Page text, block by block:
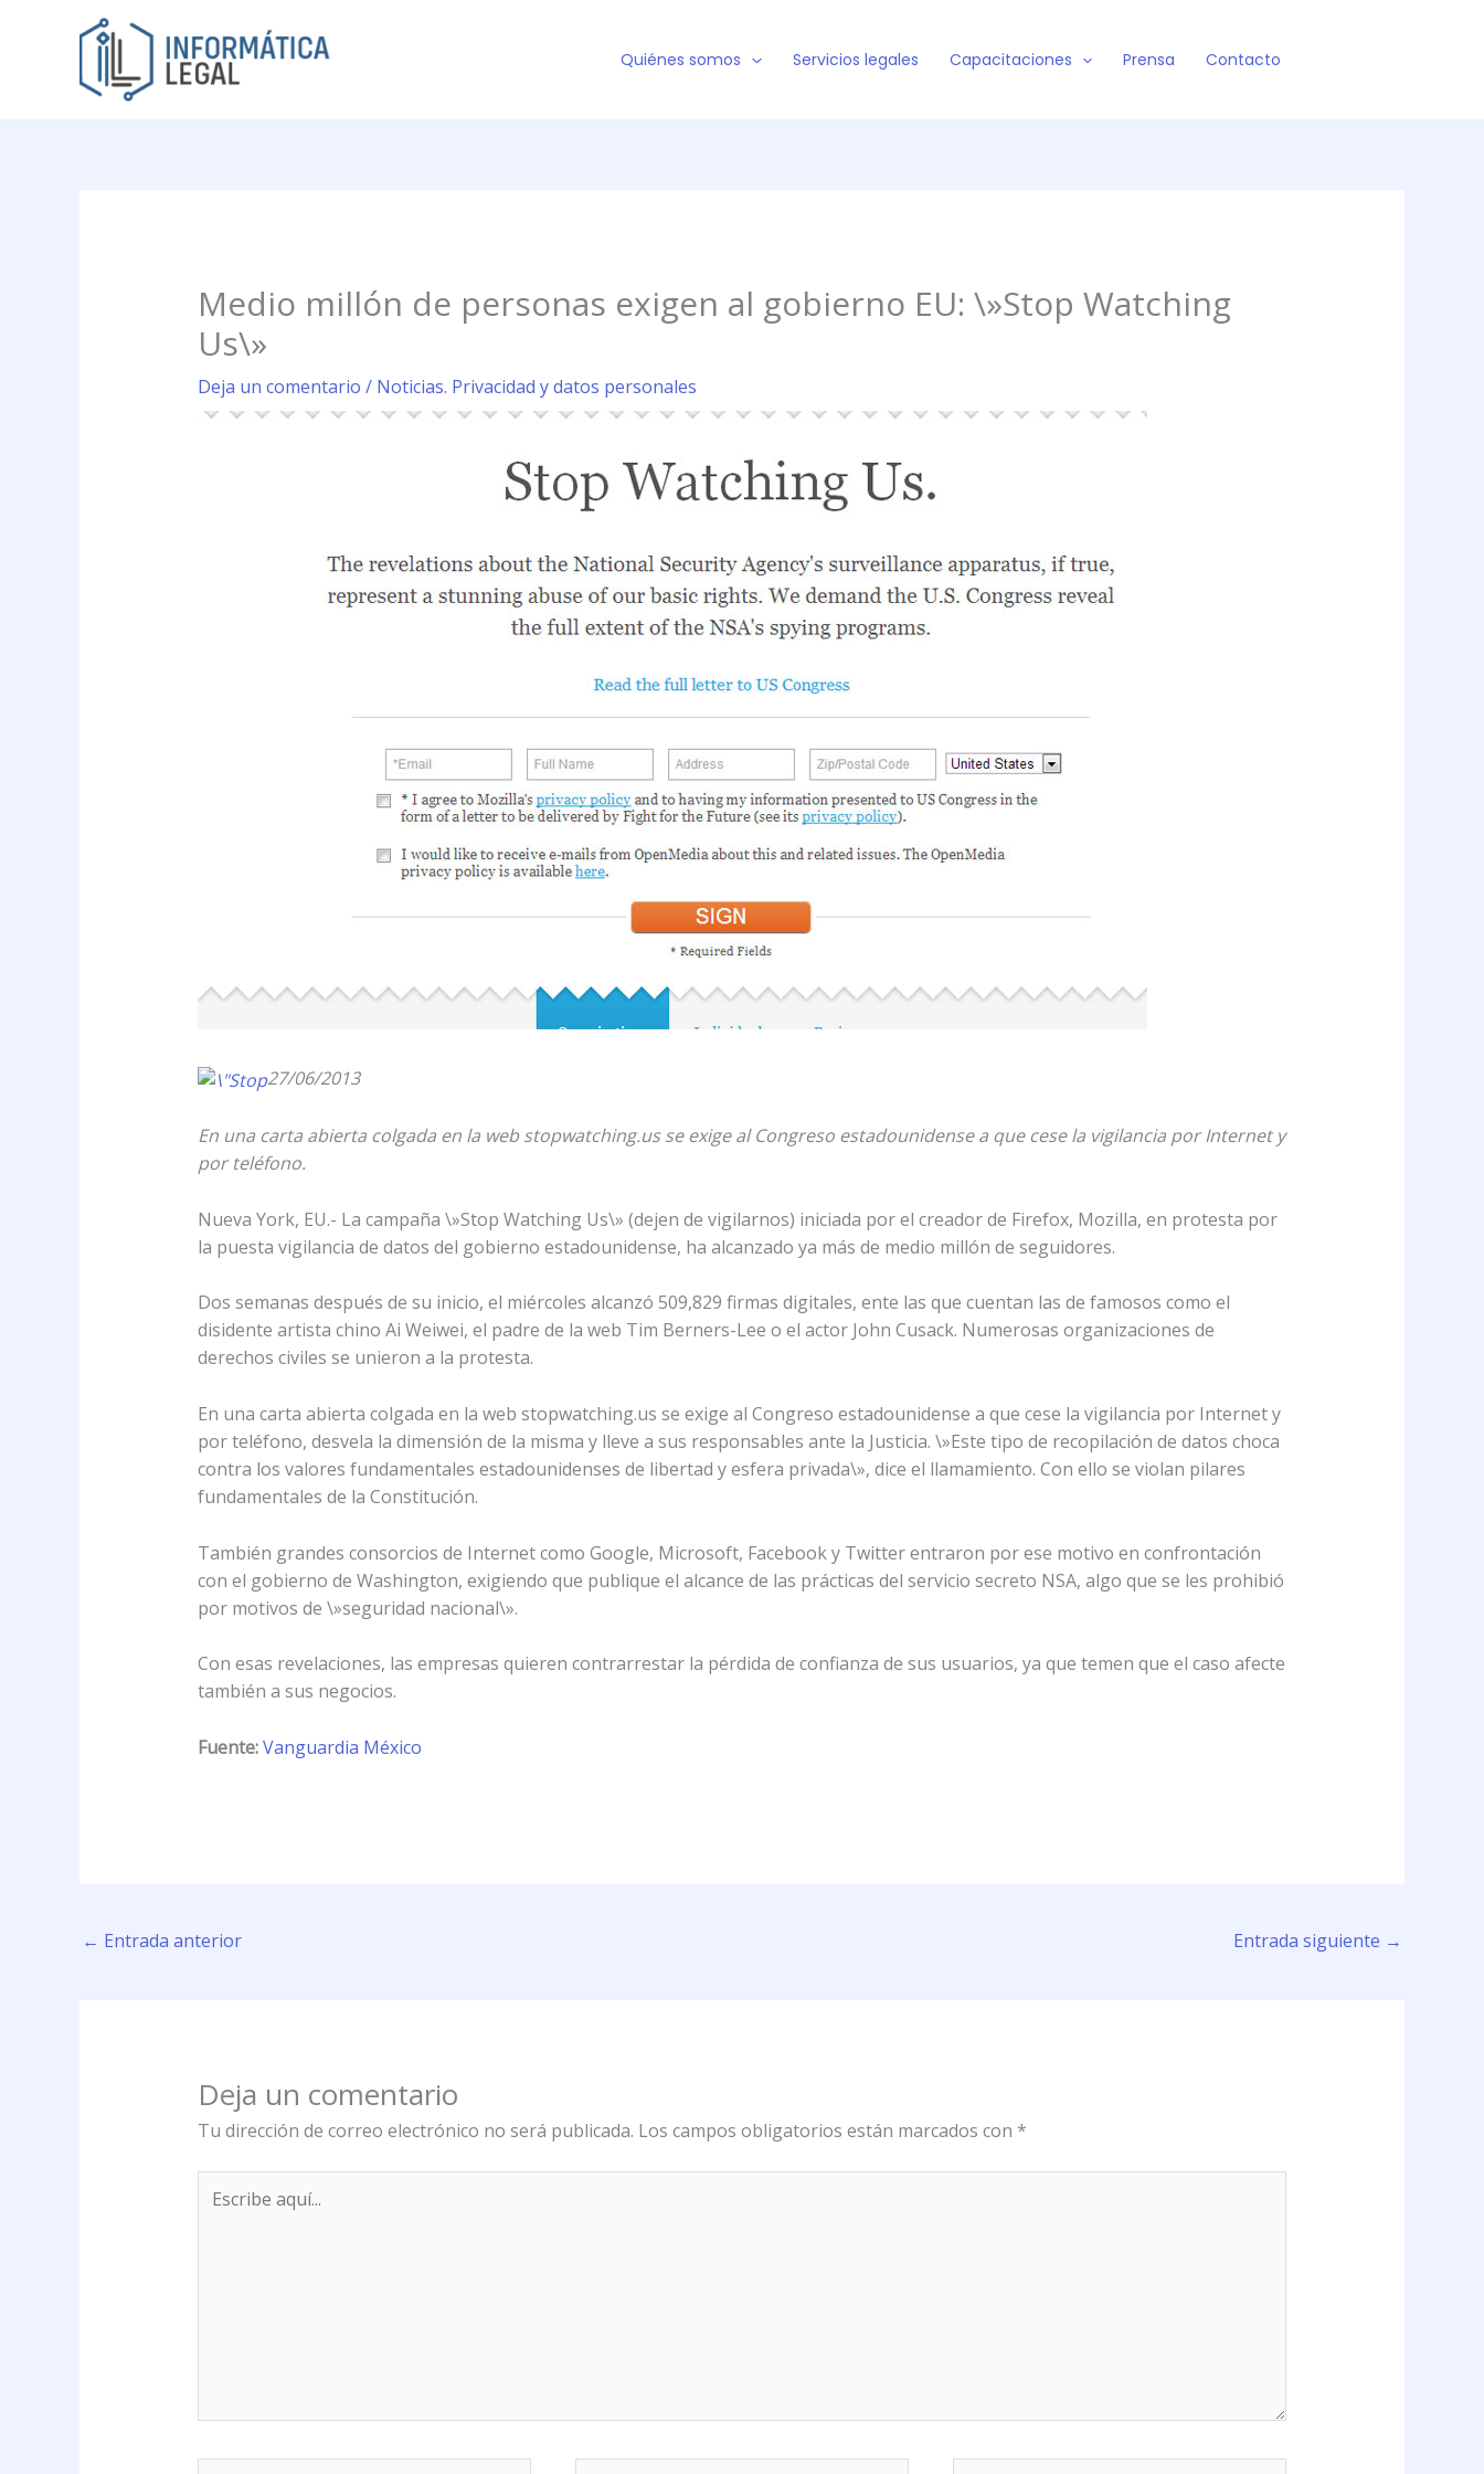
Quiénes somos Servicios legales Capacitaciones Prensa Contacto
Medio millón de personas exigen al gobierno EU: \»Stop Watching
Us\»
Deja un comentario / Noticias. Privacidad y datos personales
27/06/2013
En una carta abierta colgada en la web stopwatching.us se exige al Congreso estadounidense a que cese la vigilancia por Internet y
por teléfono.
Nueva York, EU.- La campaña \»Stop Watching Us\» (dejen de vigilarnos) iniciada por el creador de Firefox, Mozilla, en protesta por
la puesta vigilancia de datos del gobierno estadounidense, ha alcanzado ya más de medio millón de seguidores.
Dos semanas después de su inicio, el miércoles alcanzó 509,829 firmas digitales, ente las que cuentan las de famosos como el
disidente artista chino Ai Weiwei, el padre de la web Tim Berners-Lee o el actor John Cusack. Numerosas organizaciones de
derechos civiles se unieron a la protesta.
En una carta abierta colgada en la web stopwatching.us se exige al Congreso estadounidense a que cese la vigilancia por Internet y
por teléfono, desvela la dimensión de la misma y lleve a sus responsables ante la Justicia. \»Este tipo de recopilación de datos choca
contra los valores fundamentales estadounidenses de libertad y esfera privada\», dice el llamamiento. Con ello se violan pilares
fundamentales de la Constitución.
También grandes consorcios de Internet como Google, Microsoft, Facebook y Twitter entraron por ese motivo en confrontación
con el gobierno de Washington, exigiendo que publique el alcance de las prácticas del servicio secreto NSA, algo que se les prohibió
por motivos de \»seguridad nacional\».
Con esas revelaciones, las empresas quieren contrarrestar la pérdida de confianza de sus usuarios, ya que temen que el caso afecte
también a sus negocios.
Fuente:Vanguardia México
← Entrada anterior Entrada siguiente →
Deja un comentario
Tu dirección de correo electrónico no será publicada. Los campos obligatorios están marcados con *
aquí...